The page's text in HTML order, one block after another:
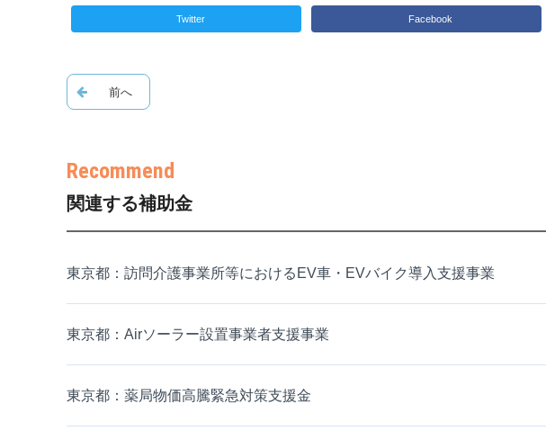
Twitter Facebook
関連する補助金
東京都：訪問介護事業所等におけるEV車・EVバイク導入支援事業
東京都：Airソーラー設置事業者支援事業
東京都：薬局物価高騰緊急対策支援金